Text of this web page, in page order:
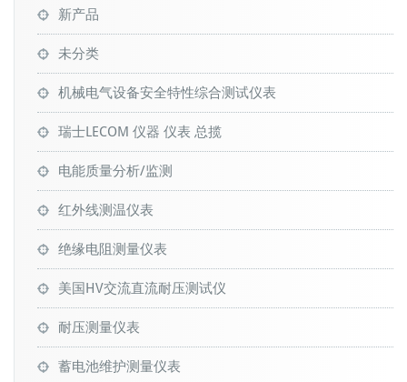
新产品
未分类
机械电气设备安全特性综合测试仪表
瑞士LECOM 仪器 仪表 总揽
电能质量分析/监测
红外线测温仪表
绝缘电阻测量仪表
美国HV交流直流耐压测试仪
耐压测量仪表
蓄电池维护测量仪表